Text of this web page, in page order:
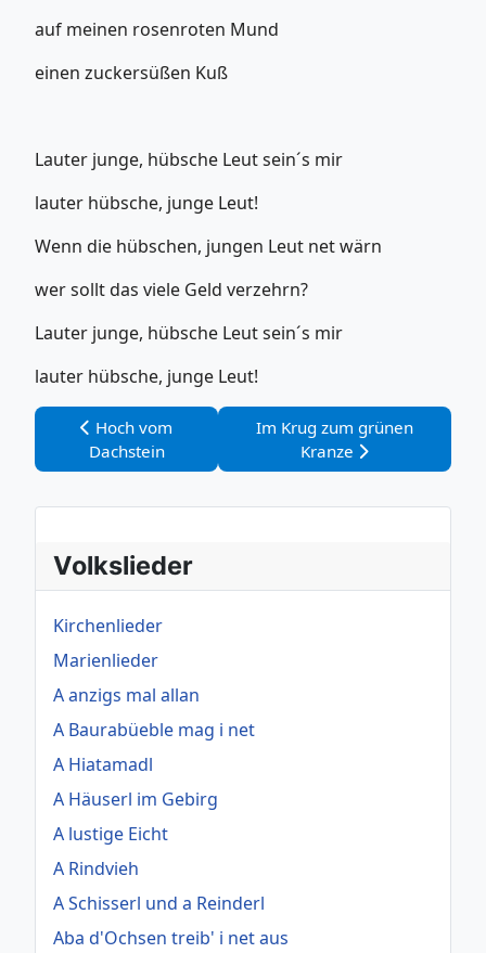
auf meinen rosenroten Mund
einen zuckersüßen Kuß
Lauter junge, hübsche Leut sein´s mir
lauter hübsche, junge Leut!
Wenn die hübschen, jungen Leut net wärn
wer sollt das viele Geld verzehrn?
Lauter junge, hübsche Leut sein´s mir
lauter hübsche, junge Leut!
Vorheriger Beitrag: Hoch vom Dachstein
Hoch vom
Dachstein
Nächster Beitrag: Im Krug
Im Krug zum grünen
Kranze
Volkslieder
Kirchenlieder
Marienlieder
A anzigs mal allan
A Baurabüeble mag i net
A Hiatamadl
A Häuserl im Gebirg
A lustige Eicht
A Rindvieh
A Schisserl und a Reinderl
Aba d'Ochsen treib' i net aus